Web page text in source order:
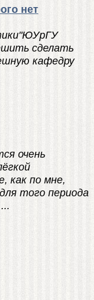
нет
сделать
кафедру
очень
как по мне,
того периода